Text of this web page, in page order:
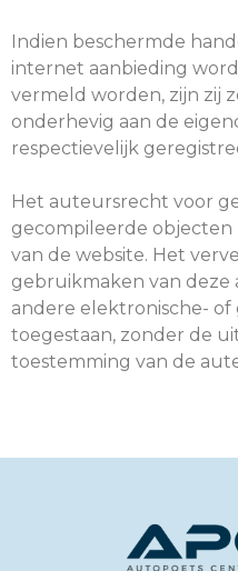
Indien beschermde
internet aanbieding
vermeld worden, zijn zij
onderhevig aan de
respectievelijk
Het auteursrecht voor
gecompileerde
van de website. Het
gebruikmaken van
andere elektronische-
toegestaan, zonder de
toestemming van de